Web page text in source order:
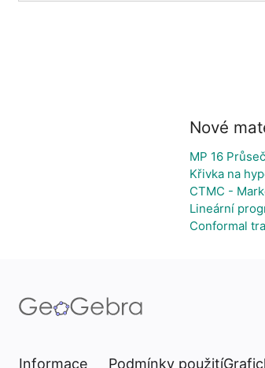
Nové
MP 16
Křivka na
CTMC -
Lineární
Conformal
Informace Podmínky použití